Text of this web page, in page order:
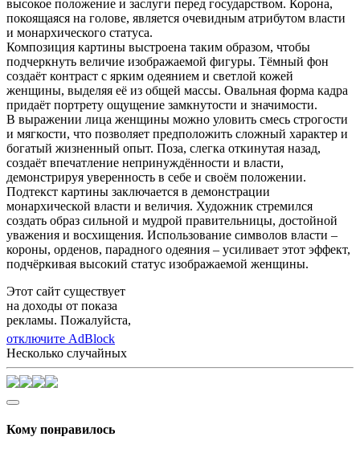
высокое положение и заслуги перед государством. Корона,
покоящаяся на голове, является очевидным атрибутом власти
и монархического статуса.
Композиция картины выстроена таким образом, чтобы
подчеркнуть величие изображаемой фигуры. Тёмный фон
создаёт контраст с ярким одеянием и светлой кожей
женщины, выделяя её из общей массы. Овальная форма кадра
придаёт портрету ощущение замкнутости и значимости.
В выражении лица женщины можно уловить смесь строгости
и мягкости, что позволяет предположить сложный характер и
богатый жизненный опыт. Поза, слегка откинутая назад,
создаёт впечатление непринуждённости и власти,
демонстрируя уверенность в себе и своём положении.
Подтекст картины заключается в демонстрации
монархической власти и величия. Художник стремился
создать образ сильной и мудрой правительницы, достойной
уважения и восхищения. Использование символов власти –
короны, орденов, парадного одеяния – усиливает этот эффект,
подчёркивая высокий статус изображаемой женщины.
Этот сайт существует
на доходы от показа
рекламы. Пожалуйста,
отключите AdBlock
Несколько случайных
Кому понравилось